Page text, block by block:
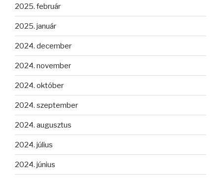
2025. február
2025. január
2024. december
2024. november
2024. október
2024. szeptember
2024. augusztus
2024. július
2024. június